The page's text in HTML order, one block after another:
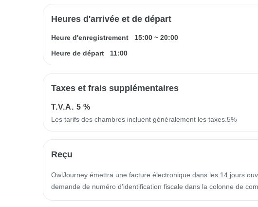
Heures d'arrivée et de départ
Heure d'enregistrement 15:00 ~ 20:00
Heure de départ
11:00
Taxes et frais supplémentaires
T.V.A. 5 %
Les tarifs des chambres incluent généralement les taxes.5%
Reçu
OwlJourney émettra une facture électronique dans les 14 jours
demande de numéro d'identification fiscale dans la colonne de